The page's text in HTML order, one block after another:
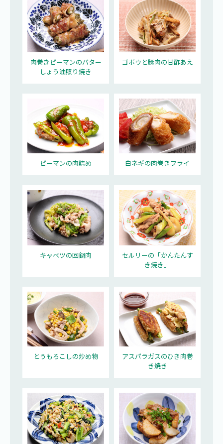
肉巻きピーマンのバター
しょう油照り焼き
ゴボウと豚肉の甘酢あえ
ピーマンの肉詰め 白ネギの肉巻きフライ
キャベツの回鍋肉
セルリーの「かんたんす
き焼き」
とうもろこしの炒め物
アスパラガスのひき肉巻
き焼き